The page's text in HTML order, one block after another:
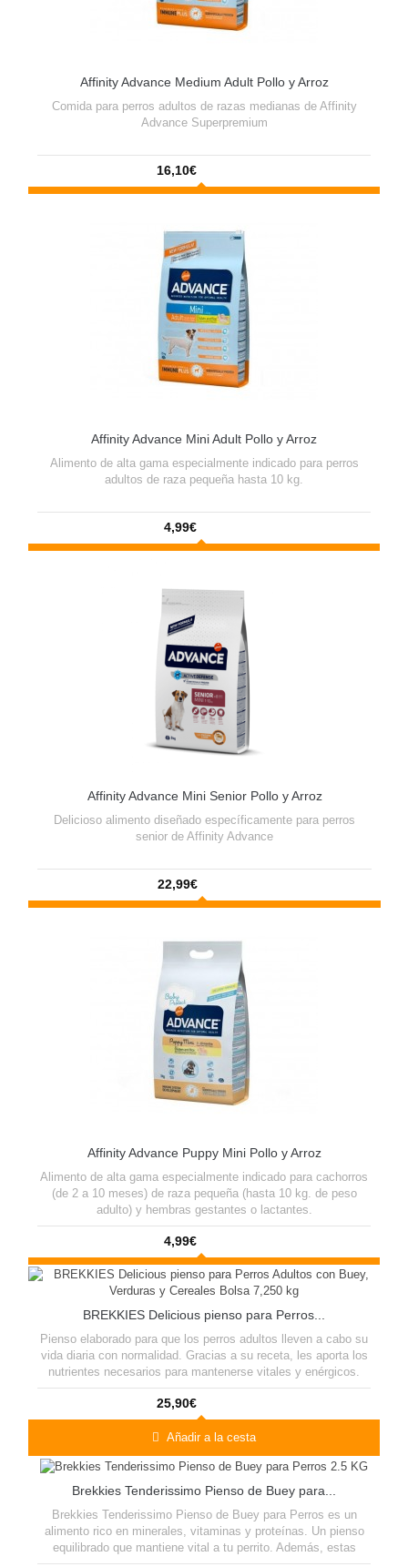
Affinity Advance Medium Adult Pollo y Arroz
Comida para perros adultos de razas medianas de Affinity
Advance Superpremium
16,10€
Affinity Advance Mini Adult Pollo y Arroz
Alimento de alta gama especialmente indicado para perros
adultos de raza pequeña hasta 10 kg.
4,99€
Affinity Advance Mini Senior Pollo y Arroz
Delicioso alimento diseñado específicamente para perros
senior de Affinity Advance
22,99€
Affinity Advance Puppy Mini Pollo y Arroz
Alimento de alta gama especialmente indicado para cachorros
(de 2 a 10 meses) de raza pequeña (hasta 10 kg. de peso
adulto) y hembras gestantes o lactantes.
4,99€
BREKKIES Delicious pienso para Perros...
Pienso elaborado para que los perros adultos lleven a cabo su
vida diaria con normalidad. Gracias a su receta, les aporta los
nutrientes necesarios para mantenerse vitales y enérgicos.
25,90€
Añadir a la cesta
Brekkies Tenderissimo Pienso de Buey para...
Brekkies Tenderissimo Pienso de Buey para Perros es un
alimento rico en minerales, vitaminas y proteínas. Un pienso
equilibrado que mantiene vital a tu perrito. Además, estas
tiernas croquetas aportan un gran sabor. Con minerales y